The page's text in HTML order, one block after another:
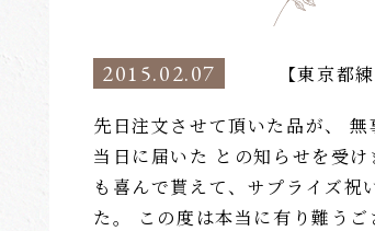
2015.02.07 【東京都
先日注文させて頂いた品が、
当日に届いた との知らせを受け
も喜んで貰えて、サプライズ祝
た。 この度は本当に有り難うご